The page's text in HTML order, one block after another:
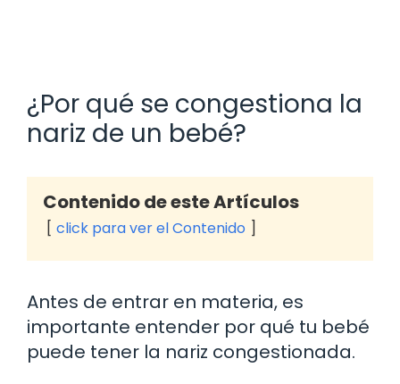
¿Por qué se congestiona la
nariz de un bebé?
Contenido de este Artículos
click para ver el Contenido
Antes de entrar en materia, es
importante entender por qué tu bebé
puede tener la nariz congestionada.